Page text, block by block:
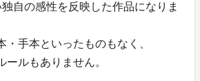
自の感性を反映した作品になりま
・手本といったものもなく、
ルもありません。